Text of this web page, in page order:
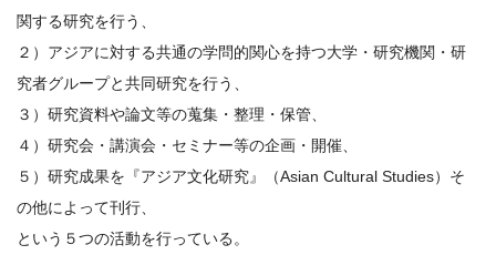
関する研究を行う、
２）アジアに対する共通の学問的関心を持つ大学・研究機関・研
究者グループと共同研究を行う、
３）研究資料や論文等の蒐集・整理・保管、
４）研究会・講演会・セミナー等の企画・開催、
５）研究成果を『アジア文化研究』（Asian Cultural Studies）そ
の他によって刊行、
という５つの活動を行っている。